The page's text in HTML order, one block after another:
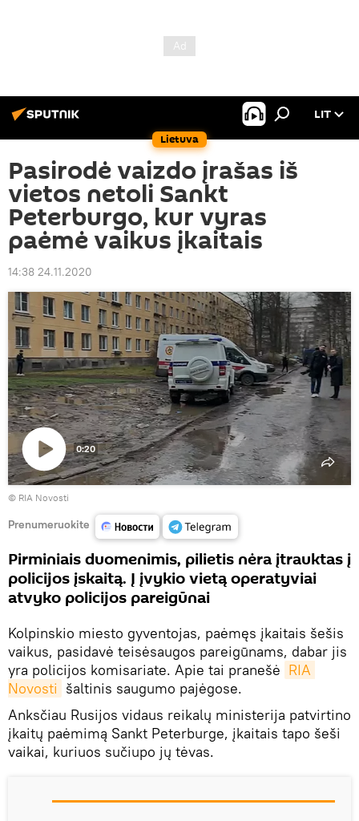
Lietuva
LIT
Pasirodė vaizdo įrašas iš
vietos netoli Sankt
Peterburgo, kur vyras
paėmė vaikus įkaitais
14:38 24.11.2020
Paleisti
vaizdo
įrašą
0:20
© RIA Novosti
Prenumeruokite
Pirminiais duomenimis, pilietis nėra įtrauktas į
policijos įskaitą. Į įvykio vietą operatyviai
atvyko policijos pareigūnai
Kolpinskio miesto gyventojas, paėmęs įkaitais šešis
vaikus, pasidavė teisėsaugos pareigūnams, dabar jis
yra policijos komisariate. Apie tai pranešė RIA
Novosti šaltinis saugumo pajėgose.
Anksčiau Rusijos vidaus reikalų ministerija patvirtino
įkaitų paėmimą Sankt Peterburge, įkaitais tapo šeši
vaikai, kuriuos sučiupo jų tėvas.